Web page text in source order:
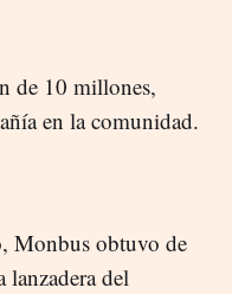
de 10 millones,
en la comunidad.
Monbus obtuvo de
lanzadera del